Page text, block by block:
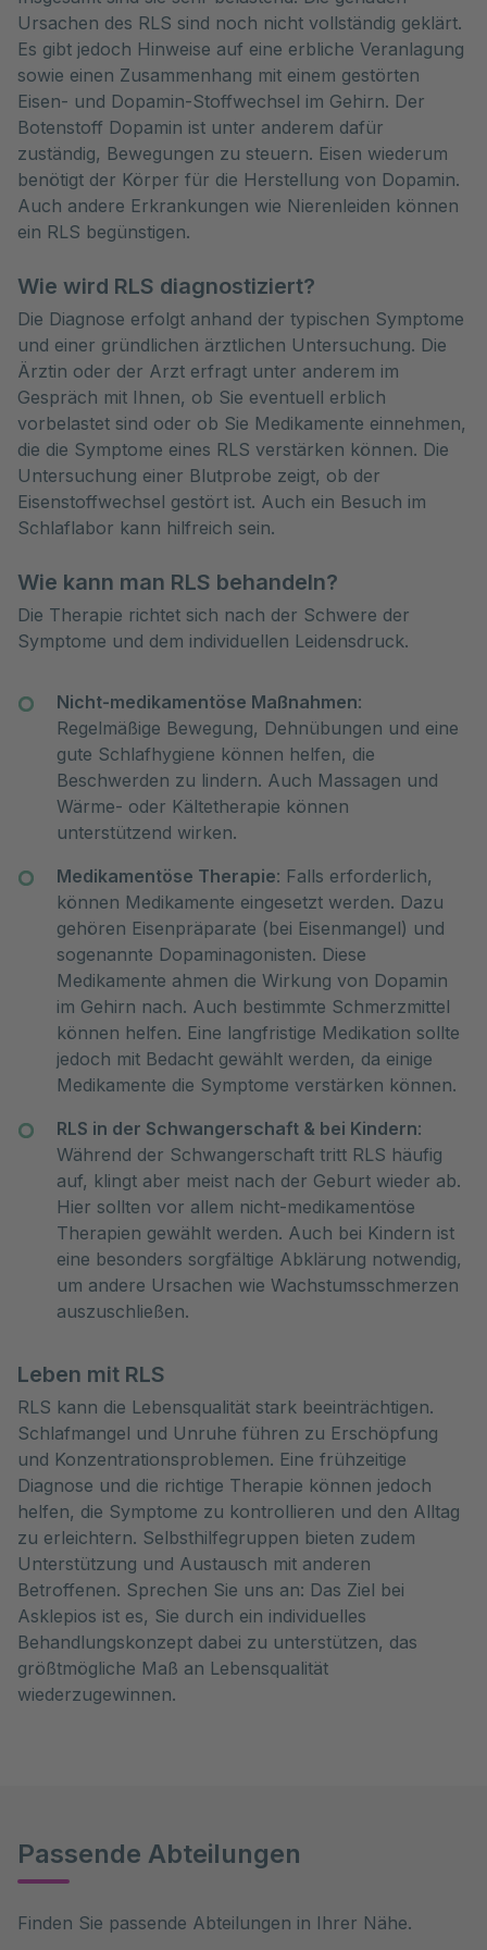
Ursachen des RLS sind noch nicht vollständig geklärt.
Es gibt jedoch Hinweise auf eine erbliche Veranlagung
sowie einen Zusammenhang mit einem gestörten
Eisen- und Dopamin-Stoffwechsel im Gehirn. Der
Botenstoff Dopamin ist unter anderem dafür
zuständig, Bewegungen zu steuern. Eisen wiederum
benötigt der Körper für die Herstellung von Dopamin.
Auch andere Erkrankungen wie Nierenleiden können
ein RLS begünstigen.
Wie wird RLS diagnostiziert?
Die Diagnose erfolgt anhand der typischen Symptome
und einer gründlichen ärztlichen Untersuchung. Die
Ärztin oder der Arzt erfragt unter anderem im
Gespräch mit Ihnen, ob Sie eventuell erblich
vorbelastet sind oder ob Sie Medikamente einnehmen,
die die Symptome eines RLS verstärken können. Die
Untersuchung einer Blutprobe zeigt, ob der
Eisenstoffwechsel gestört ist. Auch ein Besuch im
Schlaflabor kann hilfreich sein.
Wie kann man RLS behandeln?
Die Therapie richtet sich nach der Schwere der
Symptome und dem individuellen Leidensdruck.
Nicht-medikamentöse Maßnahmen:
Regelmäßige Bewegung, Dehnübungen und eine
gute Schlafhygiene können helfen, die
Beschwerden zu lindern. Auch Massagen und
Wärme- oder Kältetherapie können
unterstützend wirken.
Medikamentöse Therapie: Falls erforderlich,
können Medikamente eingesetzt werden. Dazu
gehören Eisenpräparate (bei Eisenmangel) und
sogenannte Dopaminagonisten. Diese
Medikamente ahmen die Wirkung von Dopamin
im Gehirn nach. Auch bestimmte Schmerzmittel
können helfen. Eine langfristige Medikation sollte
jedoch mit Bedacht gewählt werden, da einige
Medikamente die Symptome verstärken können.
RLS in der Schwangerschaft & bei Kindern:
Während der Schwangerschaft tritt RLS häufig
auf, klingt aber meist nach der Geburt wieder ab.
Hier sollten vor allem nicht-medikamentöse
Therapien gewählt werden. Auch bei Kindern ist
eine besonders sorgfältige Abklärung notwendig,
um andere Ursachen wie Wachstumsschmerzen
auszuschließen.
Leben mit RLS
RLS kann die Lebensqualität stark beeinträchtigen.
Schlafmangel und Unruhe führen zu Erschöpfung
und Konzentrationsproblemen. Eine frühzeitige
Diagnose und die richtige Therapie können jedoch
helfen, die Symptome zu kontrollieren und den Alltag
zu erleichtern. Selbsthilfegruppen bieten zudem
Unterstützung und Austausch mit anderen
Betroffenen. Sprechen Sie uns an: Das Ziel bei
Asklepios ist es, Sie durch ein individuelles
Behandlungskonzept dabei zu unterstützen, das
größtmögliche Maß an Lebensqualität
wiederzugewinnen.
Passende Abteilungen
Finden Sie passende Abteilungen in Ihrer Nähe.